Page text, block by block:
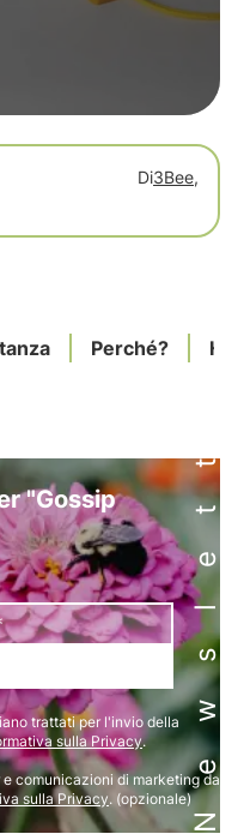
Di3Bee,
Perché? Newsletter
"Gossip
trattati per l'invio della
sulla Privacy.
comunicazioni di marketing da
sulla Privacy. (opzionale)